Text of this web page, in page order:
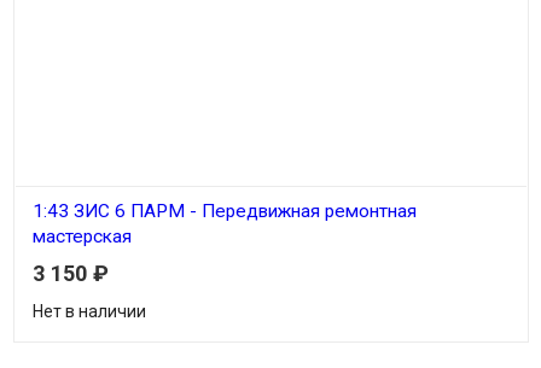
1:43 ЗИС 6 ПАРМ - Передвижная ремонтная
мастерская
3 150 ₽
Нет в наличии